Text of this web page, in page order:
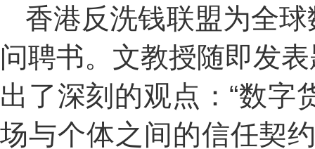
香港反洗钱联盟为全
问聘书。文教授随即发
出了深刻的观点：“数字
场与个体之间的信任契